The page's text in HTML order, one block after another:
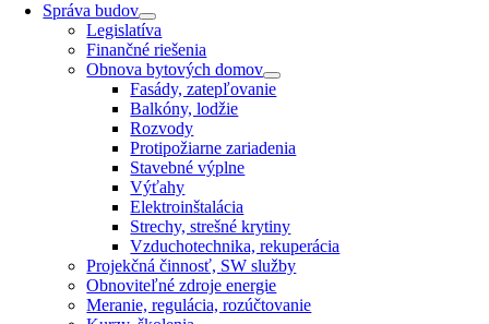
Správa budov
Legislatíva
Finančné riešenia
Obnova bytových domov
Fasády, zatepľovanie
Balkóny, lodžie
Rozvody
Protipožiarne zariadenia
Stavebné výplne
Výťahy
Elektroinštalácia
Strechy, strešné krytiny
Vzduchotechnika, rekuperácia
Projekčná činnosť, SW služby
Obnoviteľné zdroje energie
Meranie, regulácia, rozúčtovanie